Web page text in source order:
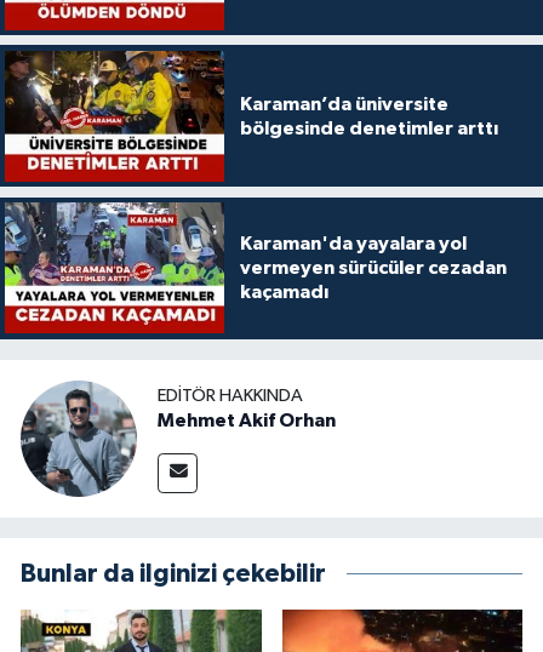
Karaman’da üniversite
bölgesinde denetimler arttı
Karaman'da yayalara yol
vermeyen sürücüler cezadan
kaçamadı
EDITÖR HAKKINDA
Mehmet Akif Orhan
Bunlar da ilginizi çekebilir